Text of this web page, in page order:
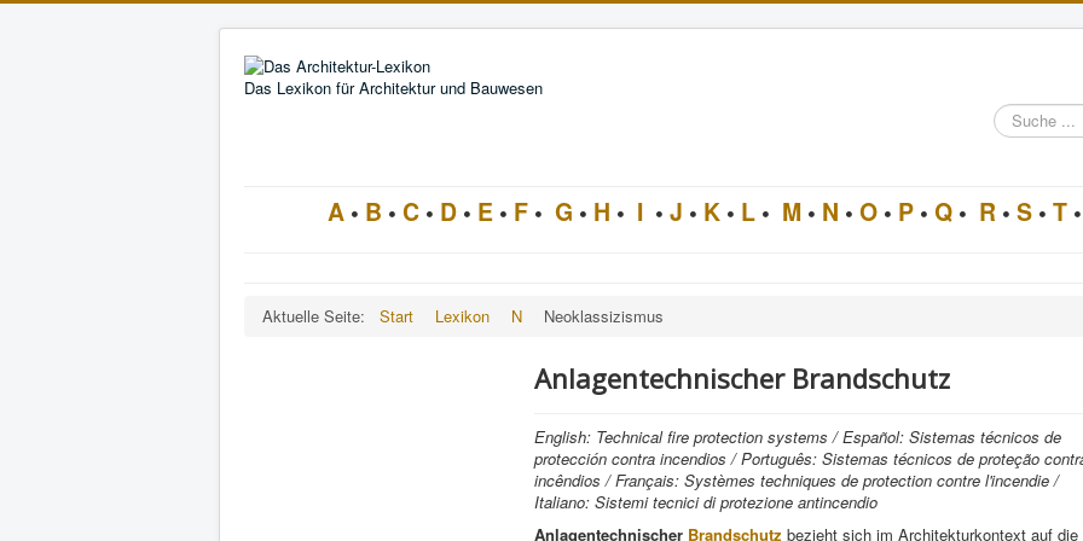
Das Lexikon für Architektur und Bauwesen
Suche
im
A • B • C • D • E • F • G • H • I • J • K • L • M • N • O • P • Q • R • S • T •
Aktuelle Seite: Start Lexikon N Neoklassizismus
Anlagentechnischer Brandschutz
English: Technical fire protection systems / Español: Sistemas técnicos de
protección contra incendios / Português: Sistemas técnicos de proteção
incêndios / Français: Systèmes techniques de protection contre l'incendie /
Italiano: Sistemi tecnici di protezione antincendio
Anlagentechnischer Brandschutz bezieht sich im Architekturkontext auf die